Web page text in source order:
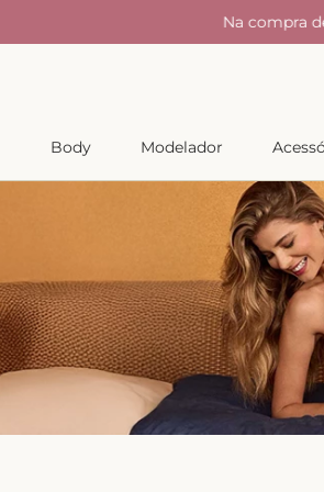
Na compra
Body Modelador